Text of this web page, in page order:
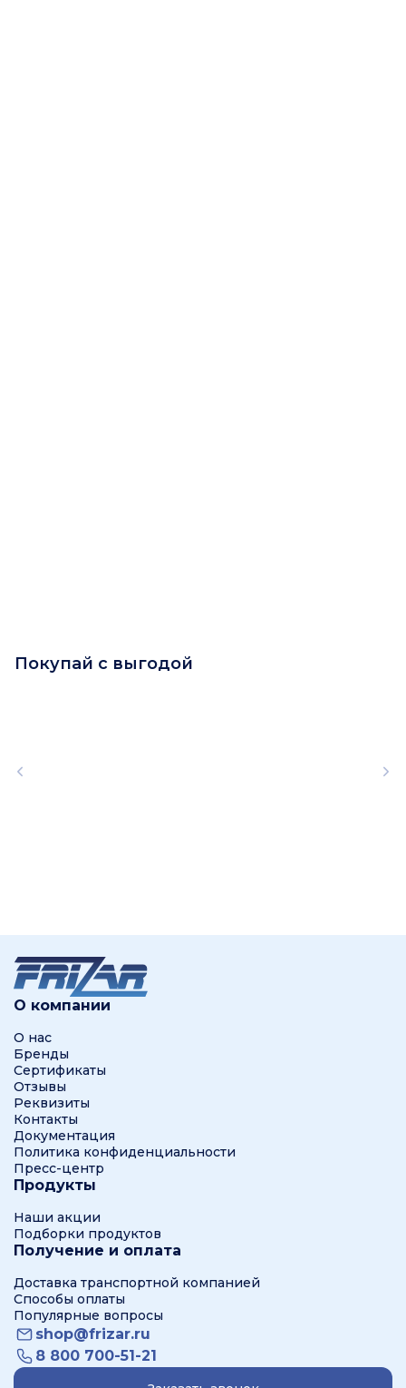
Покупай с выгодой
О компании
О нас
Бренды
Сертификаты
Отзывы
Реквизиты
Контакты
Документация
Политика конфиденциальности
Пресс-центр
Продукты
Наши акции
Подборки продуктов
Получение и оплата
Доставка транспортной компанией
Способы оплаты
Популярные вопросы
shop@frizar.ru
8 800 700-51-21